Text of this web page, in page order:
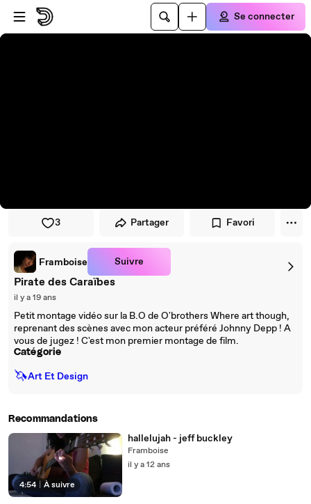
Passer au player
Passer au contenu principal
Se connecter
3 Partager Favori
Framboise Suivre
Pirate des Caraïbes
il y a 19 ans
Petit montage vidéo sur la B.O de O'brothers Where art though,
reprenant des scènes avec mon acteur préféré Johnny Depp ! A
vous de jugez ! C'est mon premier montage de film.
Catégorie
🦄Art Et Design
Recommandations
4:54 À suivre
hallelujah - jeff buckley
Framboise
il y a 12 ans